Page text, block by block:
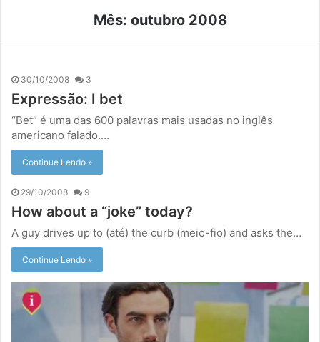
Mês: outubro 2008
30/10/2008 3
Expressão: I bet
“Bet” é uma das 600 palavras mais usadas no inglês
americano falado.…
Continue Lendo »
29/10/2008 9
How about a “joke” today?
A guy drives up to (até) the curb (meio-fio) and asks the…
Continue Lendo »